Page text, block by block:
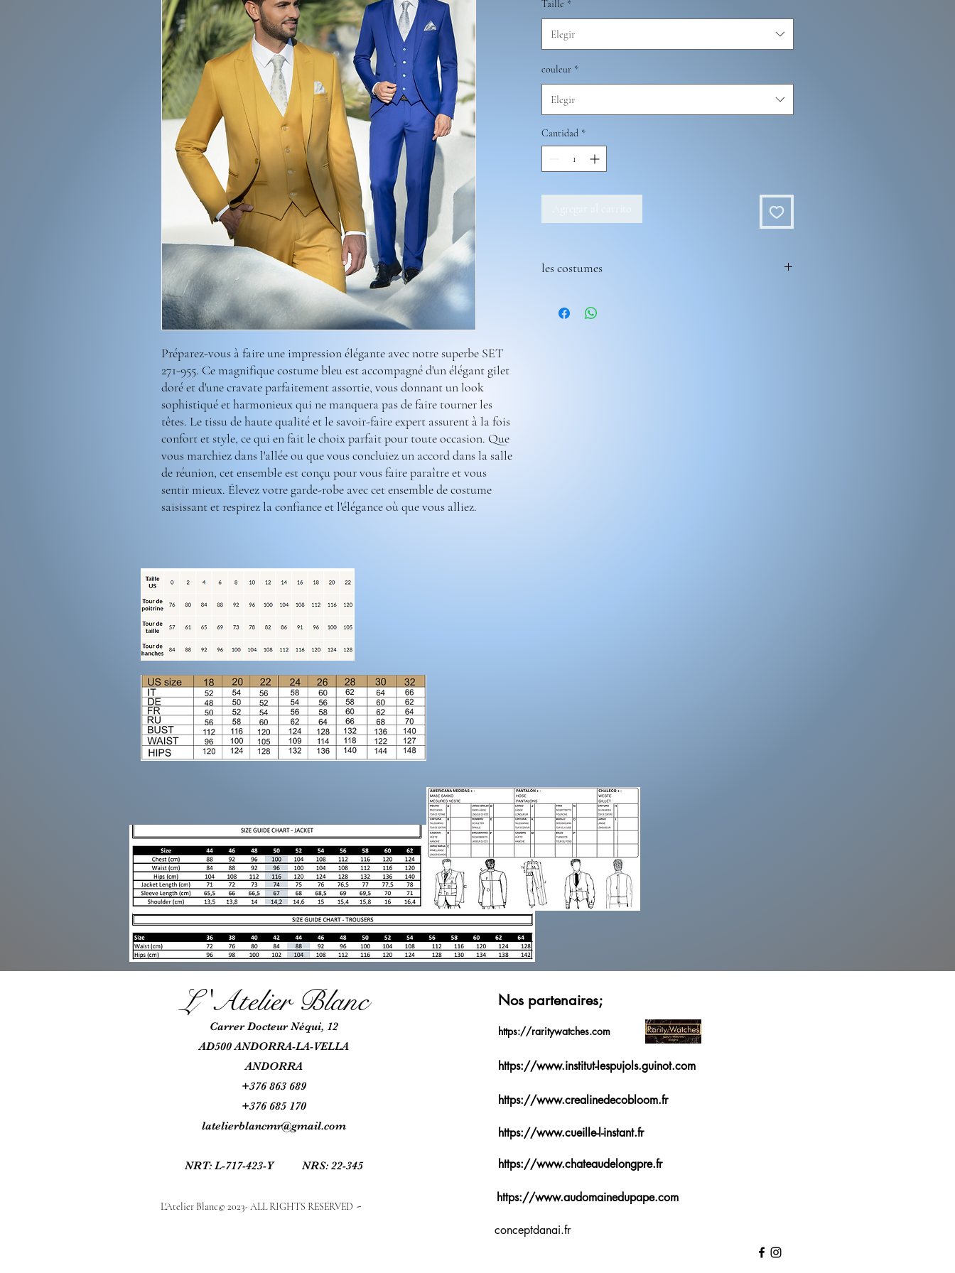
Préparez-vous à faire une impression élégante avec notre superbe SET
271-955. Ce magnifique costume bleu est accompagné d'un élégant gilet
doré et d'une cravate parfaitement assortie, vous donnant un look
sophistiqué et harmonieux qui ne manquera pas de faire tourner les
têtes. Le tissu de haute qualité et le savoir-faire expert assurent à la fois
confort et style, ce qui en fait le choix parfait pour toute occasion. Que
vous marchiez dans l'allée ou que vous concluiez un accord dans la salle
de réunion, cet ensemble est conçu pour vous faire paraître et vous
sentir mieux. Élevez votre garde-robe avec cet ensemble de costume
saisissant et respirez la confiance et l'élégance où que vous alliez.
Taille *
Elegir
couleur *
Elegir
Cantidad *
Agregar al carrito
les costumes
Vous pouvez choisir une coupe avec une couleur différente
L 'Atelier Blanc
Carrer Docteur Néqui, 12
AD500 ANDORRA-LA-VELLA
ANDORRA
+376 863 689
+376 685 170
latelierblancmr@gmail.com
NRT: L-717-423-Y NRS: 22-345
L'Atelier Blanc© 2023- ALL RIGHTS RESERVED -
Nos partenaires;
https://raritywatches.com
https://www.institut-lespujols.guinot.com
https://www.crealinedecobloom.fr
https://www.cueille-l-instant.fr
https://www.chateaudelongpre.fr
https://www.audomainedupape.com
conceptdanai.fr